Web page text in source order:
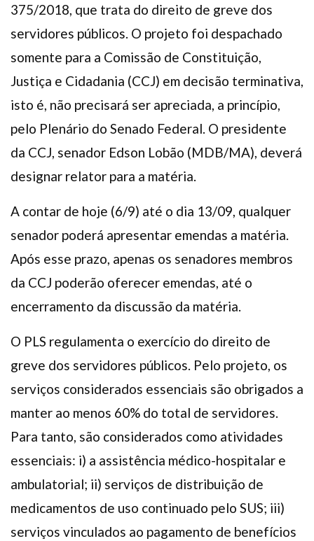
375/2018, que trata do direito de greve dos
servidores públicos. O projeto foi despachado
somente para a Comissão de Constituição,
Justiça e Cidadania (CCJ) em decisão terminativa,
isto é, não precisará ser apreciada, a princípio,
pelo Plenário do Senado Federal. O presidente
da CCJ, senador Edson Lobão (MDB/MA), deverá
designar relator para a matéria.
A contar de hoje (6/9) até o dia 13/09, qualquer
senador poderá apresentar emendas a matéria.
Após esse prazo, apenas os senadores membros
da CCJ poderão oferecer emendas, até o
encerramento da discussão da matéria.
O PLS regulamenta o exercício do direito de
greve dos servidores públicos. Pelo projeto, os
serviços considerados essenciais são obrigados a
manter ao menos 60% do total de servidores.
Para tanto, são considerados como atividades
essenciais: i) a assistência médico-hospitalar e
ambulatorial; ii) serviços de distribuição de
medicamentos de uso continuado pelo SUS; iii)
serviços vinculados ao pagamento de benefícios